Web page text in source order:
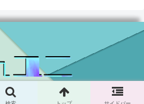
がんユニ.